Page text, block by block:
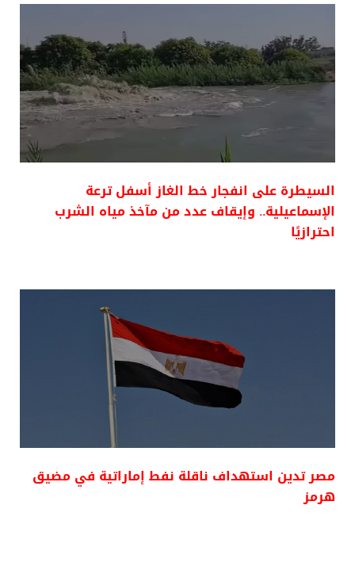
السيطرة على انفجار خط الغاز أسفل ترعة
الإسماعيلية.. وإيقاف عدد من مآخذ مياه الشرب
احترازيًا
مصر تدين استهداف ناقلة نفط إماراتية في مضيق
هرمز